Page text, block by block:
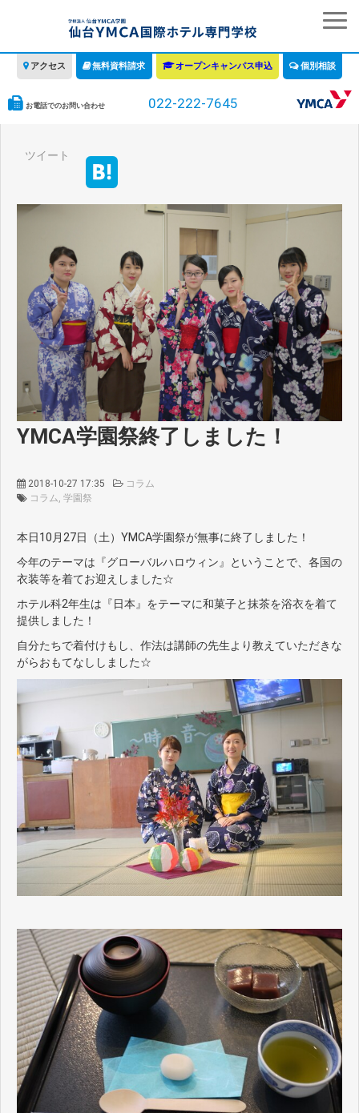
アクセス 無料資料請求 オープンキャンパス申込 個別相談
お電話でのお問い合わせ 022-222-7645
みなさまへ
情報公開
募集要項・学費・入学ガイド
ツイート
YMCA学園祭終了しました！
2018-10-27 17:35
コラム
コラム 学園祭
本日10月27日（土）YMCA学園祭が無事に終了しました！
今年のテーマは『グローバルハロウィン』ということで、各国の
衣装等を着てお迎えしました☆
ホテル科2年生は『日本』をテーマに和菓子と抹茶を浴衣を着て
提供しました！
自分たちで着付けもし、作法は講師の先生より教えていただきな
がらおもてなししました☆